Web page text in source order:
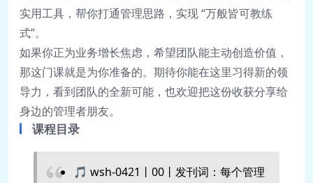
实用工具，帮你打通管理思路，实现 “万般皆可教练
式”。
如果你正为业务增长焦虑，希望团队能主动创造价值，
那这门课就是为你准备的。期待你能在这里习得新的领
导力，看到团队的全新可能，也欢迎把这份收获分享给
身边的管理者朋友。
课程目录
🎵 wsh-0421丨00丨发刊词：每个管理